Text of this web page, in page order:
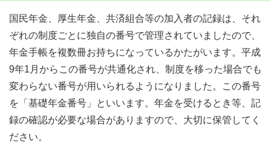
国民年金、厚生年金、共済組合等の加入者の記録は、それ
ぞれの制度ごとに独自の番号で管理されていましたので、
年金手帳を複数冊お持ちになっているかたがいます。平成
9年1月からこの番号が共通化され、制度を移った場合でも
変わらない番号が用いられるようになりました。この番号
を「基礎年金番号」といいます。年金を受けるとき等、記
録の確認が必要な場合がありますので、大切に保管してく
ださい。